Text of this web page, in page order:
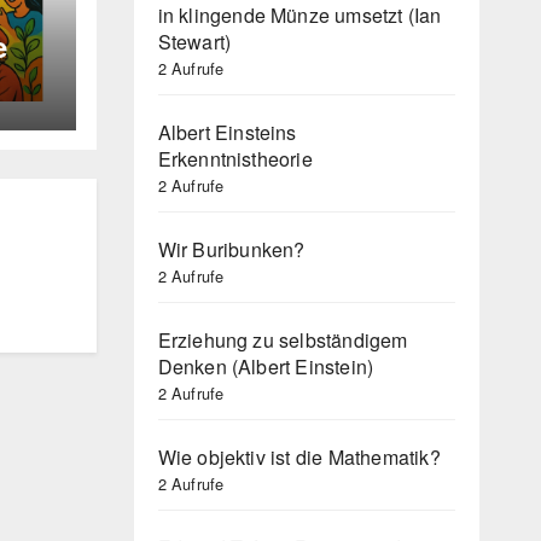
in klingende Münze umsetzt (Ian
Stewart)
2 Aufrufe
Albert Einsteins
Erkenntnistheorie
2 Aufrufe
Wir Buribunken?
2 Aufrufe
Erziehung zu selbständigem
Denken (Albert Einstein)
2 Aufrufe
Wie objektiv ist die Mathematik?
2 Aufrufe